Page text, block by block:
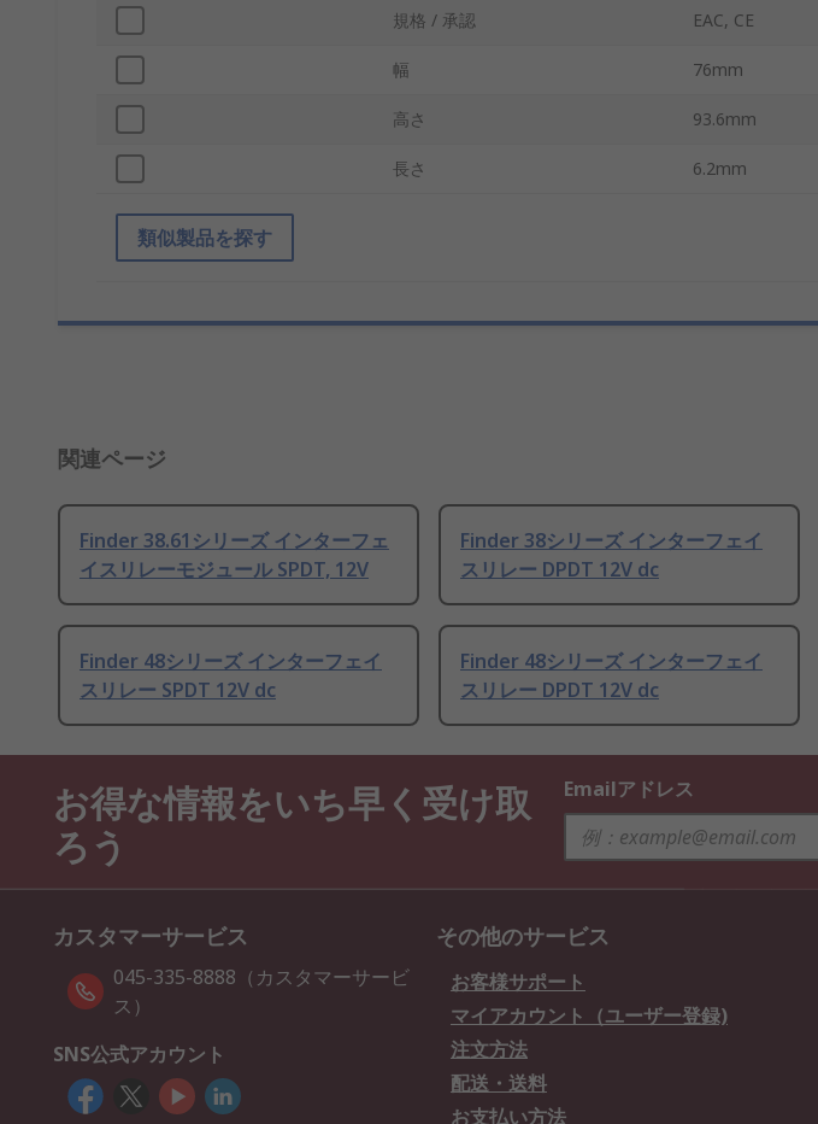
規格 / 承認 EAC, CE
幅 76mm
高さ 93.6mm
長さ 6.2mm
類似製品を探す
関連ページ
Finder 38.61シリーズ インターフェ
イスリレーモジュール SPDT, 12V
Finder 38シリーズ インターフェイ
スリレー DPDT 12V dc
Finder 48シリーズ インターフェイ
スリレー SPDT 12V dc
Finder 48シリーズ インターフェイ
スリレー DPDT 12V dc
お得な情報をいち早く受け取
ろう
Emailアドレス
カスタマーサービス
045-335-8888（カスタマーサービ
ス）
SNS公式アカウント
その他のサービス
お客様サポート
マイアカウント（ユーザー登録)
注文方法
配送・送料
お支払い方法